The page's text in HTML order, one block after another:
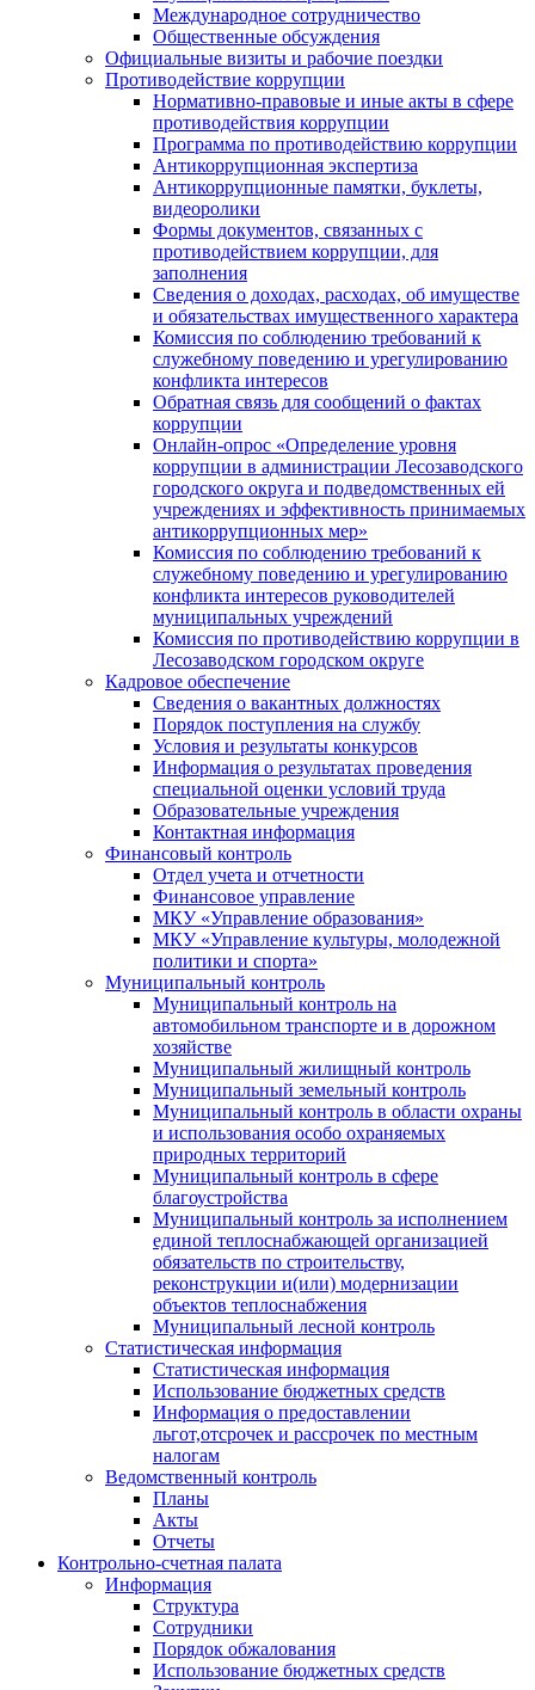
Международное сотрудничество
Общественные обсуждения
Официальные визиты и рабочие поездки
Противодействие коррупции
Нормативно-правовые и иные акты в сфере
противодействия коррупции
Программа по противодействию коррупции
Антикоррупционная экспертиза
Антикоррупционные памятки, буклеты,
видеоролики
Формы документов, связанных с
противодействием коррупции, для
заполнения
Сведения о доходах, расходах, об имуществе
и обязательствах имущественного характера
Комиссия по соблюдению требований к
служебному поведению и урегулированию
конфликта интересов
Обратная связь для сообщений о фактах
коррупции
Онлайн-опрос «Определение уровня
коррупции в администрации Лесозаводского
городского округа и подведомственных ей
учреждениях и эффективность принимаемых
антикоррупционных мер»
Комиссия по соблюдению требований к
служебному поведению и урегулированию
конфликта интересов руководителей
муниципальных учреждений
Комиссия по противодействию коррупции в
Лесозаводском городском округе
Кадровое обеспечение
Сведения о вакантных должностях
Порядок поступления на службу
Условия и результаты конкурсов
Информация о результатах проведения
специальной оценки условий труда
Образовательные учреждения
Контактная информация
Финансовый контроль
Отдел учета и отчетности
Финансовое управление
МКУ «Управление образования»
МКУ «Управление культуры, молодежной
политики и спорта»
Муниципальный контроль
Муниципальный контроль на
автомобильном транспорте и в дорожном
хозяйстве
Муниципальный жилищный контроль
Муниципальный земельный контроль
Муниципальный контроль в области охраны
и использования особо охраняемых
природных территорий
Муниципальный контроль в сфере
благоустройства
Муниципальный контроль за исполнением
единой теплоснабжающей организацией
обязательств по строительству,
реконструкции и(или) модернизации
объектов теплоснабжения
Муниципальный лесной контроль
Статистическая информация
Статистическая информация
Использование бюджетных средств
Информация о предоставлении
льгот,отсрочек и рассрочек по местным
налогам
Ведомственный контроль
Планы
Акты
Отчеты
Контрольно-счетная палата
Информация
Структура
Сотрудники
Порядок обжалования
Использование бюджетных средств